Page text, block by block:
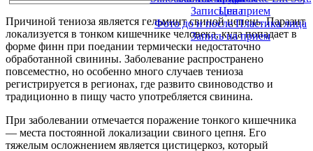
Цена
Фото до и после Пластика лица
Запись на прием
Запись на прием
Причиной тениоза является гельминт свиной цепень. Паразит
локализуется в тонком кишечнике человека, куда попадает в
форме финн при поедании термически недостаточно
обработанной свинины. Заболевание распространено
повсеместно, но особенно много случаев тениоза
регистрируется в регионах, где развито свиноводство и
традиционно в пищу часто употребляется свинина.
При заболевании отмечается поражение тонкого кишечника
— места постоянной локализации свиного цепня. Его
тяжелым осложнением является цистицеркоз, который